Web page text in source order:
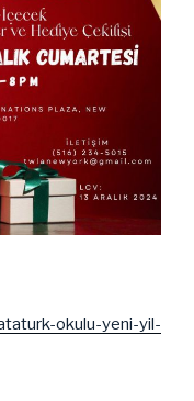
okulu-yeni-yil-